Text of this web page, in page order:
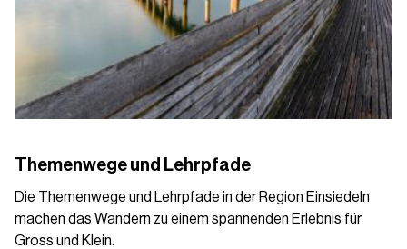
Themenwege und Lehrpfade
Die Themenwege und Lehrpfade in der Region Einsiedeln
machen das Wandern zu einem spannenden Erlebnis für
Gross und Klein.